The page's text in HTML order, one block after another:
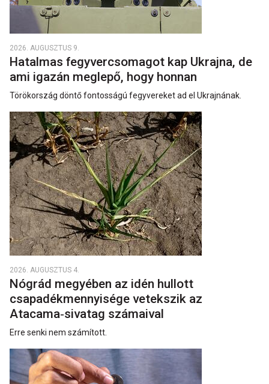
2026. AUGUSZTUS 9.
Hatalmas fegyvercsomagot kap Ukrajna, de
ami igazán meglepő, hogy honnan
Törökország döntő fontosságú fegyvereket ad el Ukrajnának.
2026. AUGUSZTUS 4.
Nógrád megyében az idén hullott
csapadékmennyisége vetekszik az
Atacama‑sivatag számaival
Erre senki nem számított.